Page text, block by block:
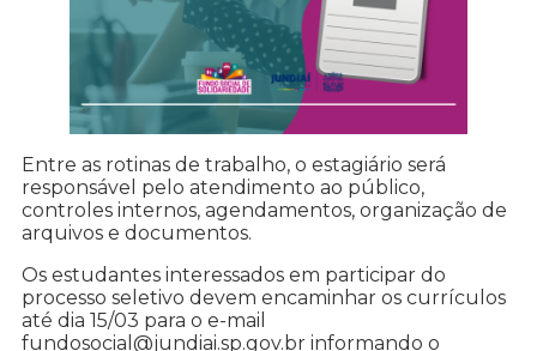
Entre as rotinas de trabalho, o estagiário será
responsável pelo atendimento ao público,
controles internos, agendamentos, organização de
arquivos e documentos.
Os estudantes interessados em participar do
processo seletivo devem encaminhar os currículos
até dia 15/03 para o e-mail
fundosocial@jundiai.sp.gov.br informando o